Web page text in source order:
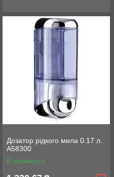
Дозатор рідкого мила 0.17 л.
A58300
В наявності